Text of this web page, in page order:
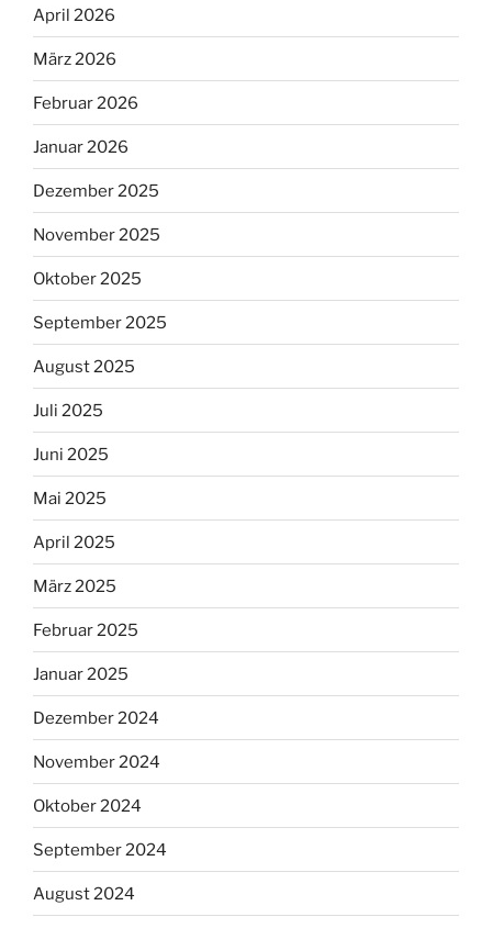
April 2026
März 2026
Februar 2026
Januar 2026
Dezember 2025
November 2025
Oktober 2025
September 2025
August 2025
Juli 2025
Juni 2025
Mai 2025
April 2025
März 2025
Februar 2025
Januar 2025
Dezember 2024
November 2024
Oktober 2024
September 2024
August 2024